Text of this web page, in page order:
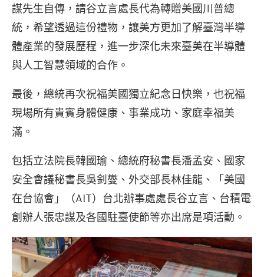
謀先生自傳，請谷立言處長代為轉贈美國川普總
統，希望透過這份禮物，讓美方更加了解臺灣半導
體產業的發展歷程，進一步深化未來臺美在半導體
與人工智慧領域的合作。
最後，總統再次祝福美國獨立紀念日快樂，也祝福
現場所有貴賓身體健康、事業成功、家庭幸福美
滿。
包括立法院長韓國瑜、總統府秘書長潘孟安、國家
安全會議秘書長吳釗燮、外交部長林佳龍、「美國
在台協會」（AIT）台北辦事處處長谷立言、台積電
創辦人張忠謀及各國駐臺使節等亦出席是項活動。